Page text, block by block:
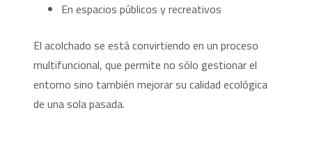
En espacios públicos y recreativos
El acolchado se está convirtiendo en un proceso
multifuncional, que permite no sólo gestionar el
entorno sino también mejorar su calidad ecológica
de una sola pasada.